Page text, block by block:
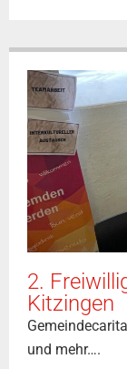
2.
Kitzingen
und mehr….